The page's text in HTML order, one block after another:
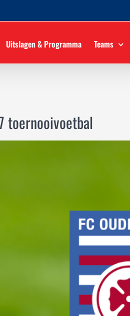
Uitslagen & Programma Teams
toernooivoetbal